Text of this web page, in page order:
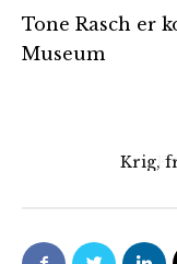
Tone Rasch er
Museum
Krig,Følg